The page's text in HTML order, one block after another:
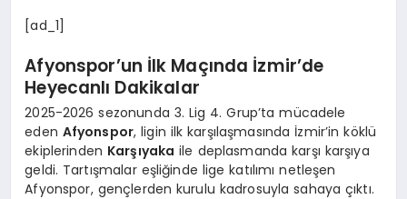
[ad_1]
Afyonspor’un İlk Maçında İzmir’de
Heyecanlı Dakikalar
2025-2026 sezonunda 3. Lig 4. Grup’ta mücadele
eden Afyonspor, ligin ilk karşılaşmasında İzmir’in köklü
ekiplerinden Karşıyaka ile deplasmanda karşı karşıya
geldi. Tartışmalar eşliğinde lige katılımı netleşen
Afyonspor, gençlerden kurulu kadrosuyla sahaya çıktı.